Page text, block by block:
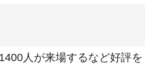
人が来場するなど好評を